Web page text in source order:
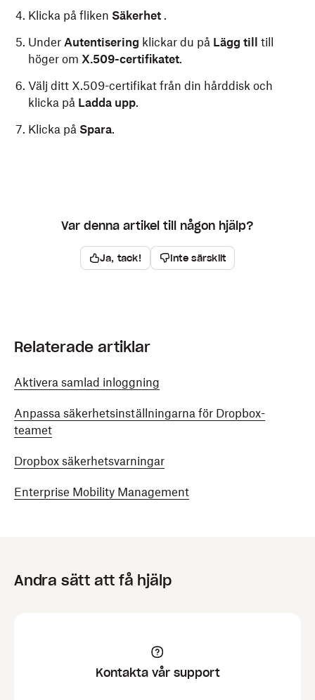
Klicka på fliken Säkerhet .
Under Autentisering klickar du på Lägg till
till
höger om X.509-certifikatet.
Välj ditt X.509-certifikat från din hårddisk och
klicka på Ladda upp.
Klicka på Spara.
Var denna artikel till någon hjälp?
Ja, tack! Inte särskilt
Relaterade artiklar
Aktivera samlad inloggning
Anpassa säkerhetsinställningarna för Dropbox-
teamet
Dropbox säkerhetsvarningar
Enterprise Mobility Management
Andra sätt att få hjälp
Kontakta vår support